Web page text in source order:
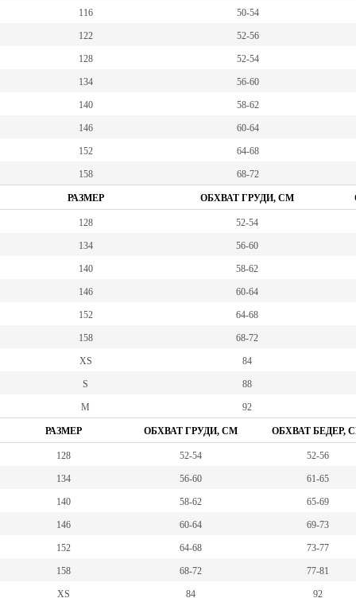
116 50-54
122 52-56
128 52-54
134 56-60
140 58-62
146 60-64
152 64-68
158 68-72
РАЗМЕР ОБХВАТ ГРУДИ, СМ
128 52-54
134 56-60
140 58-62
146 60-64
152 64-68
158 68-72
XS 84
S 88
M 92
РАЗМЕР ОБХВАТ ГРУДИ, СМ ОБХВАТ БЕДЕР,
128 52-54 52-56
134 56-60 61-65
140 58-62 65-69
146 60-64 69-73
152 64-68 73-77
158 68-72 77-81
XS 84 92